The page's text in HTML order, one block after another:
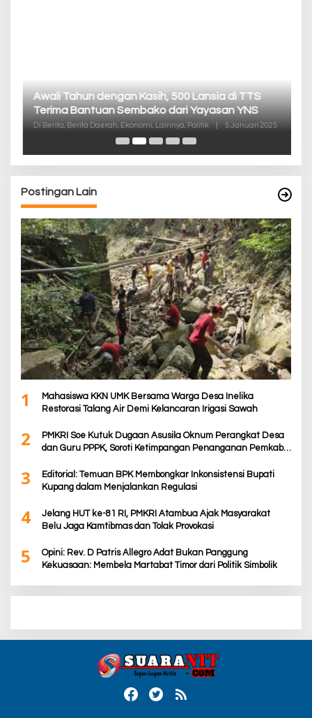
Postingan Lain
1
Mahasiswa KKN UMK Bersama Warga Desa Inelika
Restorasi Talang Air Demi Kelancaran Irigasi Sawah
2
PMKRI Soe Kutuk Dugaan Asusila Oknum Perangkat Desa
dan Guru PPPK, Soroti Ketimpangan Penanganan Pemkab
3
Editorial: Temuan BPK Membongkar Inkonsistensi Bupati
Kupang dalam Menjalankan Regulasi
4
Jelang HUT ke-81 RI, PMKRI Atambua Ajak Masyarakat
Belu Jaga Kamtibmas dan Tolak Provokasi
5
Opini: Rev. D Patris Allegro Adat Bukan Panggung
Kekuasaan: Membela Martabat Timor dari Politik Simbolik